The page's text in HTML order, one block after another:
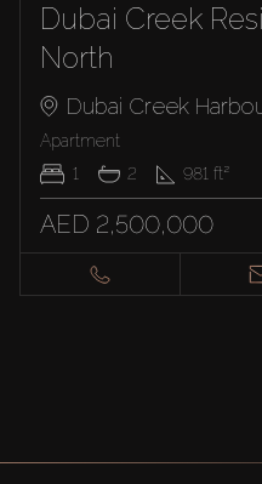
Dubai Creek
North
Dubai Creek
Apartment
1
2 981 ft²
AED 2,500,000